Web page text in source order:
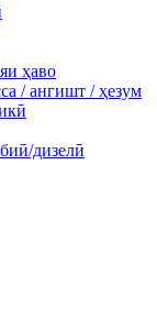
ҳаво
/ ангишт / ҳезум
дизелӣ